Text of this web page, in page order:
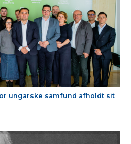
ungarske samfund afholdt sit